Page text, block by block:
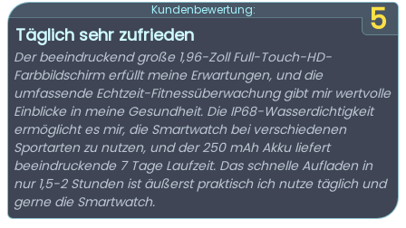
5
Kundenbewertung:
Täglich sehr zufrieden
Der beeindruckend große 1,96-Zoll Full-Touch-HD-
Farbbildschirm erfüllt meine Erwartungen, und die
umfassende Echtzeit-Fitnessüberwachung gibt mir wertvolle
Einblicke in meine Gesundheit. Die IP68-Wasserdichtigkeit
ermöglicht es mir, die Smartwatch bei verschiedenen
Sportarten zu nutzen, und der 250 mAh Akku liefert
beeindruckende 7 Tage Laufzeit. Das schnelle Aufladen in
nur 1,5-2 Stunden ist äußerst praktisch ich nutze täglich und
gerne die Smartwatch.